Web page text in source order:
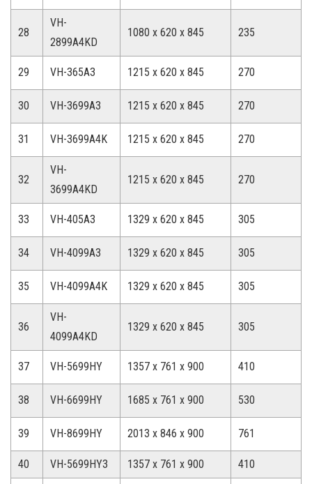
28
VH-
2899A4KD
1080 x 620 x 845 235
29 VH-365A3 1215 x 620 x 845 270
30 VH-3699A3 1215 x 620 x 845 270
31 VH-3699A4K 1215 x 620 x 845 270
32
VH-
3699A4KD
1215 x 620 x 845 270
33 VH-405A3 1329 x 620 x 845 305
34 VH-4099A3 1329 x 620 x 845 305
35 VH-4099A4K 1329 x 620 x 845 305
36
VH-
4099A4KD
1329 x 620 x 845 305
37 VH-5699HY 1357 x 761 x 900 410
38 VH-6699HY 1685 x 761 x 900 530
39 VH-8699HY 2013 x 846 x 900 761
40 VH-5699HY3 1357 x 761 x 900 410